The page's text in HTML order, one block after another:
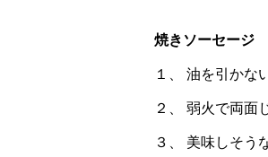
焼きソーセージ
１、 油を引かな
２、 弱火で両面
３、 美味しそう